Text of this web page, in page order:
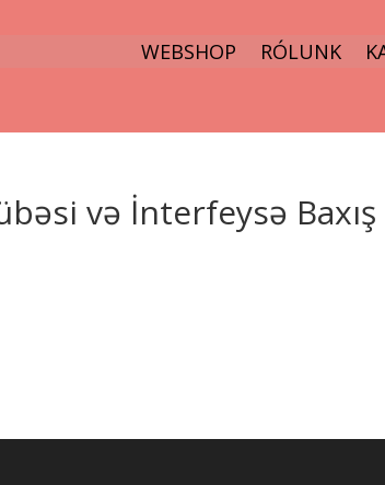
WEBSHOP RÓLUNK
və İnterfeysə Baxış